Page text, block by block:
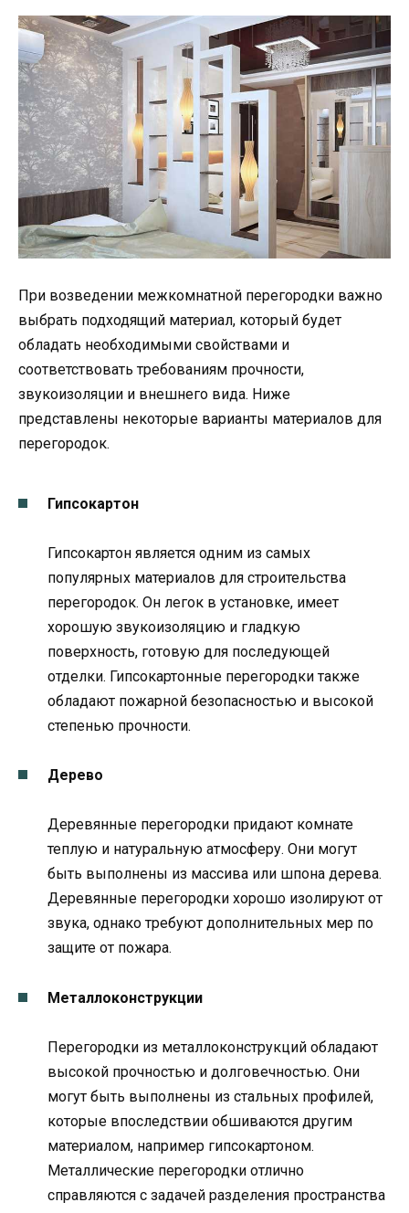
При возведении межкомнатной перегородки важно
выбрать подходящий материал, который будет
обладать необходимыми свойствами и
соответствовать требованиям прочности,
звукоизоляции и внешнего вида. Ниже
представлены некоторые варианты материалов для
перегородок.
Гипсокартон
Гипсокартон является одним из самых
популярных материалов для строительства
перегородок. Он легок в установке, имеет
хорошую звукоизоляцию и гладкую
поверхность, готовую для последующей
отделки. Гипсокартонные перегородки также
обладают пожарной безопасностью и высокой
степенью прочности.
Дерево
Деревянные перегородки придают комнате
теплую и натуральную атмосферу. Они могут
быть выполнены из массива или шпона дерева.
Деревянные перегородки хорошо изолируют от
звука, однако требуют дополнительных мер по
защите от пожара.
Металлоконструкции
Перегородки из металлоконструкций обладают
высокой прочностью и долговечностью. Они
могут быть выполнены из стальных профилей,
которые впоследствии обшиваются другим
материалом, например гипсокартоном.
Металлические перегородки отлично
справляются с задачей разделения пространства